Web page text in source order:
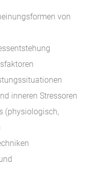
von
inneren Stressoren
(physiologisch,